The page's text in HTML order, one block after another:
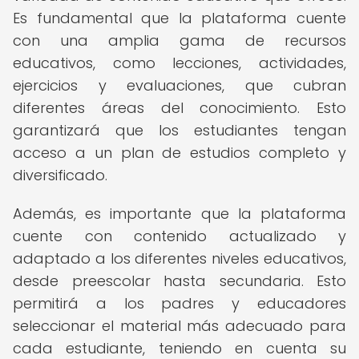
Es fundamental que la plataforma cuente
con una amplia gama de recursos
educativos, como lecciones, actividades,
ejercicios y evaluaciones, que cubran
diferentes áreas del conocimiento. Esto
garantizará que los estudiantes tengan
acceso a un plan de estudios completo y
diversificado.
Además, es importante que la plataforma
cuente con contenido actualizado y
adaptado a los diferentes niveles educativos,
desde preescolar hasta secundaria. Esto
permitirá a los padres y educadores
seleccionar el material más adecuado para
cada estudiante, teniendo en cuenta su